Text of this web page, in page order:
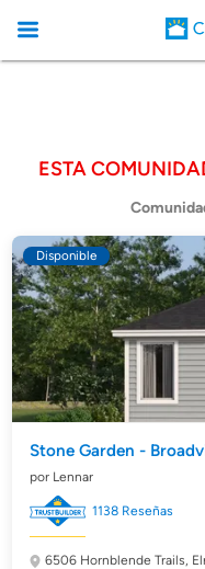
ESTA
Disponible
Stone Garden -
por Lennar
1138 Reseñas
6506 Hornblende Trails,